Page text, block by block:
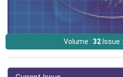
Volume : 32Issue :